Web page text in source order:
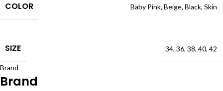
COLOR Baby Pink, Beige, Black, Skin
SIZE 34, 36, 38, 40, 42
Brand
Brand